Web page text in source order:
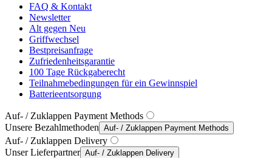
FAQ & Kontakt
Newsletter
Alt gegen Neu
Griffwechsel
Bestpreisanfrage
Zufriedenheitsgarantie
100 Tage Rückgaberecht
Teilnahmebedingungen für ein Gewinnspiel
Batterieentsorgung
Auf- / Zuklappen Payment Methods
Unsere Bezahlmethoden Auf- / Zuklappen Payment Methods
Auf- / Zuklappen Delivery
Unser Lieferpartner Auf- / Zuklappen Delivery